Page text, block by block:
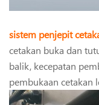
sistem penjepit
cetakan buka dan
balik, kecepatan
pembukaan cetakan